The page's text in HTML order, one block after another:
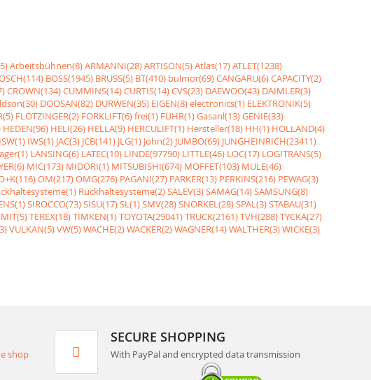
Arbeitsbühnen(8)ARMANNI(28)ARTISON(5)Atlas(17)ATLET(1238)
BOSS(1945) BRUSS(5) BT(410) bulmor(69)CANGARU(6)CAPACITY(2)
CROWN(134)CUMMINS(14)CURTIS(14)CVS(23) DAEWOO(43) DAIMLER(3)
DOOSAN(82) DURWEN(35) EIGEN(8)electronics(1) ELEKTRONIK(5)
FLÖTZINGER(2) FORKLIFT(6)frei(1) FÜHR(1)Gasanl(13)GENIE(33)
HEDEN(96) HELI(26) HELLA(9) HERCULIFT(1) Hersteller(18) HH(1) HOLLAND(4)
ISW(1) IWS(1) JAC(3) JCB(141) JLG(1) John(2) JUMBO(69) JUNGHEINRICH(23411)
LANSING(6) LATEC(10) LINDE(97790) LITTLE(46) LOC(17) LOGITRANS(5)
MIC(173) MIDORI(1) MITSUBISHI(674) MOFFET(103) MULE(46)
OM(217)OMG(276) PAGANI(27) PARKER(13) PERKINS(216) PEWAG(3)
Rückhaltesysteme(2)SALEV(3)SAMAG(14)SAMSUNG(8)
SIROCCO(73)SISU(17)SL(1)SMV(28)SNORKEL(28)SPAL(3)STABAU(31)
TEREX(18)TIMKEN(1)TOYOTA(29041)TRUCK(2161)TVH(288)TYCKA(27)
VULKAN(5)VW(5)WACHE(2)WACKER(2)WAGNER(14)WALTHER(3)WICKE(3)
shop
SECURE SHOPPING
With PayPal and encrypted data transmission